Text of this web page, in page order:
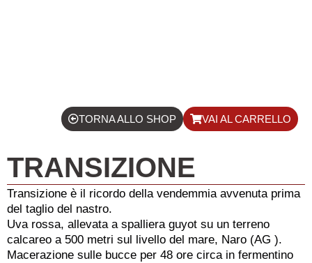
VAI AL CARRELLO
TORNA ALLO SHOP
TRANSIZIONE
Transizione è il ricordo della vendemmia avvenuta prima
del taglio del nastro.
Uva rossa, allevata a spalliera guyot su un terreno
calcareo a 500 metri sul livello del mare, Naro (AG ).
Macerazione sulle bucce per 48 ore circa in fermentino